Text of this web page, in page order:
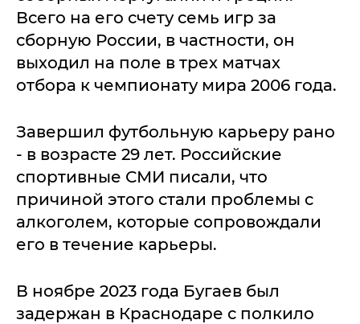
Всего на его счету семь игр за
сборную России, в частности, он
выходил на поле в трех матчах
отбора к чемпионату мира 2006 года.
Завершил футбольную карьеру рано
- в возрасте 29 лет. Российские
спортивные СМИ писали, что
причиной этого стали проблемы с
алкоголем, которые сопровождали
его в течение карьеры.
В ноябре 2023 года Бугаев был
задержан в Краснодаре с полкило